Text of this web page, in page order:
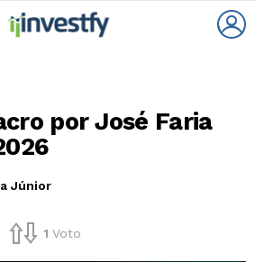
por José Faria
Júnior
1 Voto